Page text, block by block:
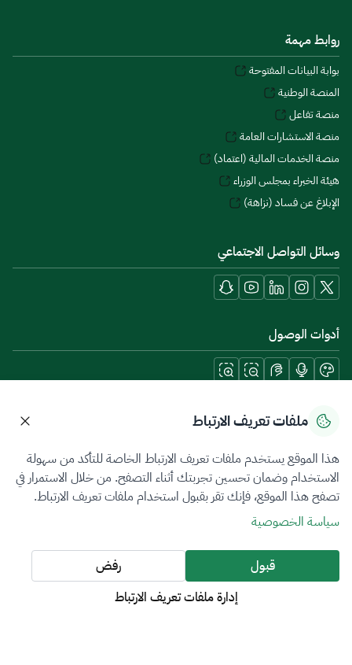
روابط مهمة
بوابة البيانات المفتوحة
المنصة الوطنية
منصة تفاعل
منصة الاستشارات العامة
منصة الخدمات المالية (اعتماد)
هيئة الخبراء بمجلس الوزراء
الإبلاغ عن فساد (نزاهة)
وسائل التواصل الاجتماعي
أدوات الوصول
حمل تطبيقات الجوال
سياسة الخصوصية شروط الاستخدام خريطة الموقع
جميع الحقوق محفوظة 2026 © ZATCA.GOV.SA
تم تطويره وصيانته بواسطة هيئة الزكاة والضريبة والجمارك
ملفات تعريف الارتباط
هذا الموقع يستخدم ملفات تعريف الارتباط الخاصة للتأكد من سهولة
الاستخدام وضمان تحسين تجربتك أثناء التصفح. من خلال الاستمرار في
تصفح هذا الموقع، فإنك تقر بقبول استخدام ملفات تعريف الارتباط.
سياسة الخصوصية
قبول
رفض
إدارة ملفات تعريف الارتباط